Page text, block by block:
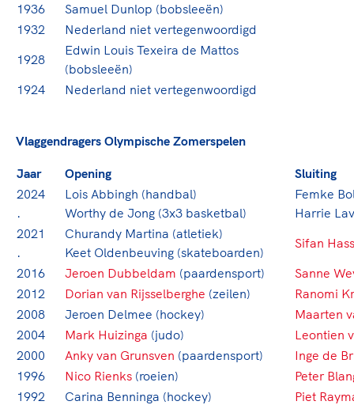
1936
Samuel Dunlop (bobsleeën)
1932
Nederland niet vertegenwoordigd
1928
Edwin Louis Texeira de Mattos
(bobsleeën)
1924
Nederland niet vertegenwoordigd
Vlaggendragers Olympische Zomerspelen
Jaar Opening
Sluiting
2024
.
Lois Abbingh (handbal)
Worthy de Jong (3x3 basketbal)
Femke
Harrie
2021
.
Churandy Martina (atletiek)
Keet Oldenbeuving (skateboarden)
Sifan
2016
Jeroen Dubbeldam (paardensport)
Sanne
2012
Dorian van Rijsselberghe (zeilen)
Ranomi
2008
Jeroen Delmee (hockey)
Maarten
2004
Mark Huizinga (judo)
Leontien
2000
Anky van Grunsven (paardensport)
Inge de
1996
Nico Rienks (roeien)
Peter
1992
Carina Benninga (hockey)
Piet